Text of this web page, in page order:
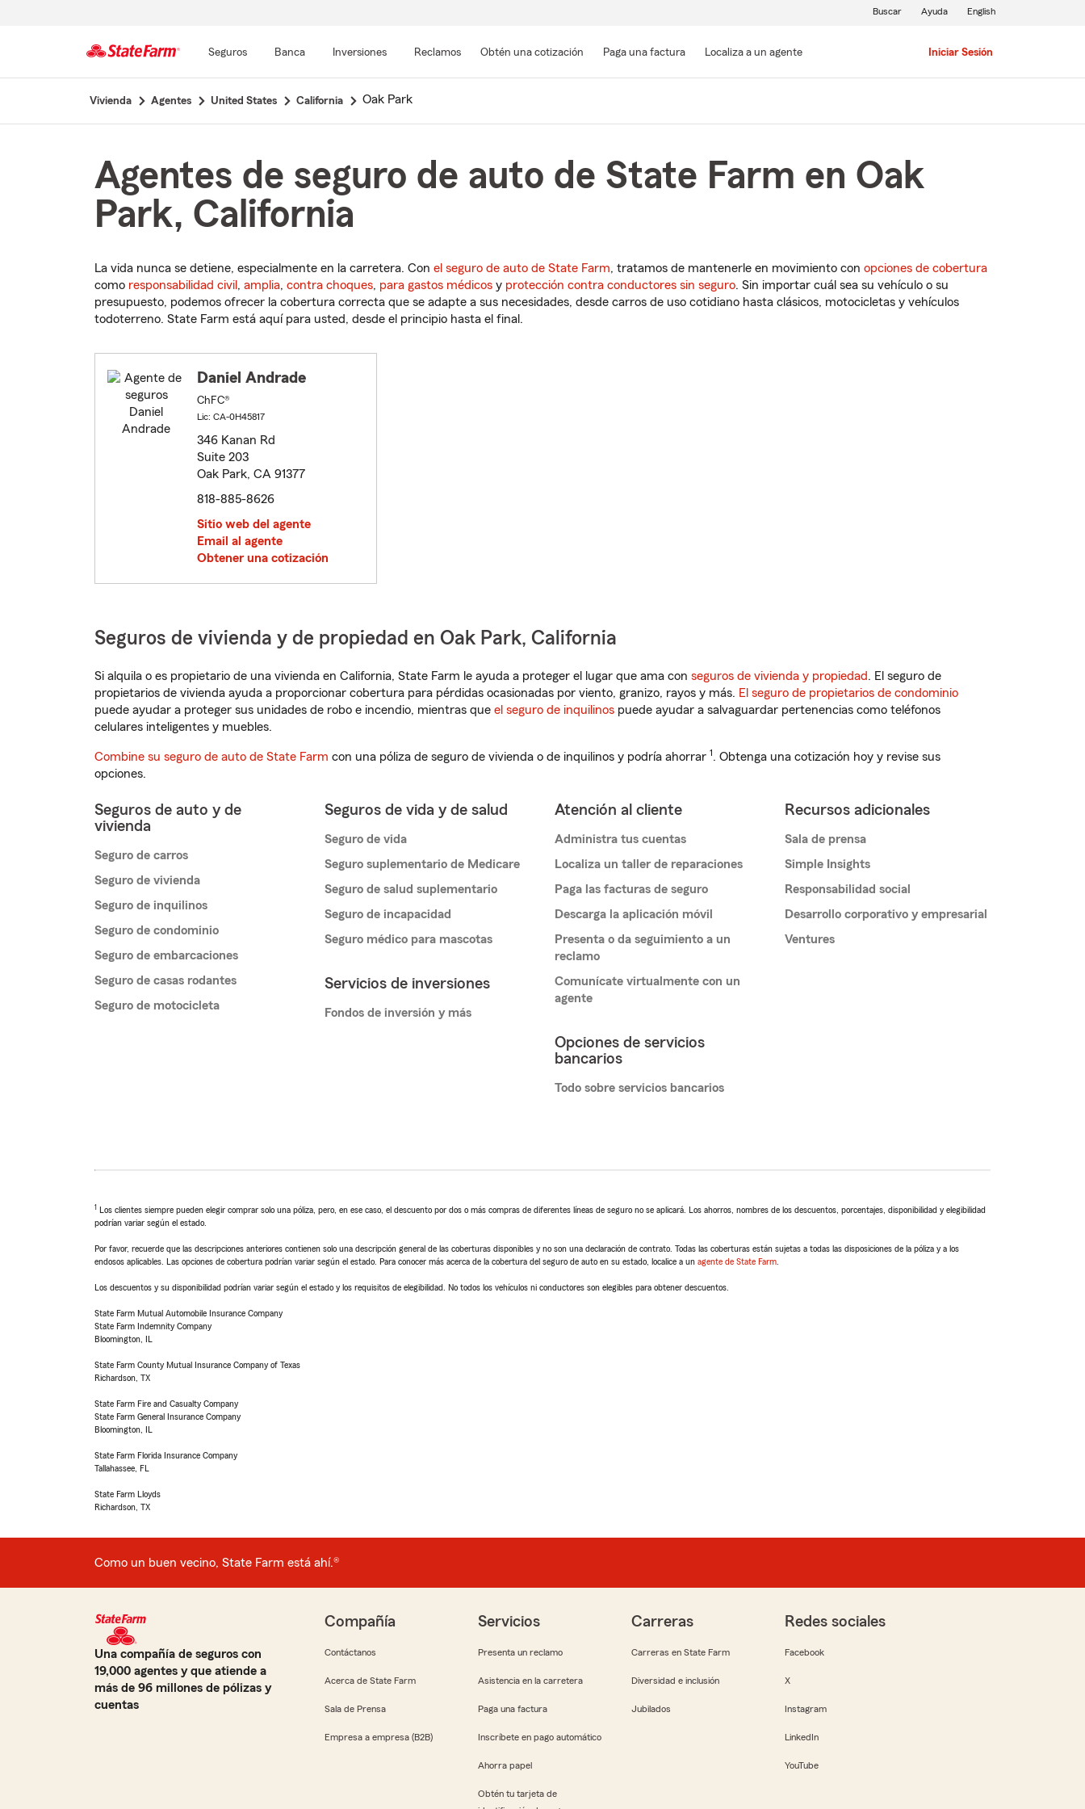
contenido
Seguros Banca Inversiones Reclamos Obtén una cotización Paga una factura Localiza a un agente Iniciar Sesión
Buscar Ayuda English
Vivienda Agentes United States California Oak Park
Agentes de seguro de auto de State Farm en Oak
Park, California
La vida nunca se detiene, especialmente en la carretera. Con el seguro de auto de State Farm, tratamos de mantenerle en movimiento con opciones de cobertura
como responsabilidad civil , amplia, contra choques, para gastos médicos y protección contra conductores sin seguro. Sin importar cuál sea su vehículo o su
presupuesto, podemos ofrecer la cobertura correcta que se adapte a sus necesidades, desde carros de uso cotidiano hasta clásicos, motocicletas y vehículos
todoterreno. State Farm está aquí para usted, desde el principio hasta el final.
Daniel Andrade
ChFC®
Lic: CA-0H45817
346 Kanan Rd
Suite 203
Oak Park, CA 91377
818-885-8626
Sitio web del agente
Email al agente
Obtener una cotización
Seguros de vivienda y de propiedad en Oak Park, California
Si alquila o es propietario de una vivienda en California, State Farm le ayuda a proteger el lugar que ama con seguros de vivienda y propiedad. El seguro de
propietarios de vivienda ayuda a proporcionar cobertura para pérdidas ocasionadas por viento, granizo, rayos y más. El seguro de propietarios de condominio
puede ayudar a proteger sus unidades de robo e incendio, mientras que el seguro de inquilinos puede ayudar a salvaguardar pertenencias como teléfonos
celulares inteligentes y muebles.
Combine su seguro de auto de State Farm con una póliza de seguro de vivienda o de inquilinos y podría ahorrar 1. Obtenga una cotización hoy y revise sus
opciones.
Seguros de auto y de
vivienda
Seguro de carros
Seguro de vivienda
Seguro de inquilinos
Seguro de condominio
Seguro de embarcaciones
Seguro de casas rodantes
Seguro de motocicleta
Seguros de vida y de salud
Seguro de vida
Seguro suplementario de Medicare
Seguro de salud suplementario
Seguro de incapacidad
Seguro médico para mascotas
Servicios de inversiones
Fondos de inversión y más
Atención al cliente
Administra tus cuentas
Localiza un taller de reparaciones
Paga las facturas de seguro
Descarga la aplicación móvil
Presenta o da seguimiento a un
reclamo
Comunícate virtualmente con un
agente
Opciones de servicios
bancarios
Todo sobre servicios bancarios
Recursos adicionales
Sala de prensa
Simple Insights
Responsabilidad social
Desarrollo corporativo y empresarial
Ventures
1 Los clientes siempre pueden elegir comprar solo una póliza, pero, en ese caso, el descuento por dos o más compras de diferentes líneas de seguro no se aplicará. Los ahorros, nombres de los descuentos, porcentajes, disponibilidad y elegibilidad
podrían variar según el estado.
Por favor, recuerde que las descripciones anteriores contienen solo una descripción general de las coberturas disponibles y no son una declaración de contrato. Todas las coberturas están sujetas a todas las disposiciones de la póliza y a los
endosos aplicables. Las opciones de cobertura podrían variar según el estado. Para conocer más acerca de la cobertura del seguro de auto en su estado, localice a un agente de State Farm
Los descuentos y su disponibilidad podrían variar según el estado y los requisitos de elegibilidad. No todos los vehículos ni conductores son elegibles para obtener descuentos.
State Farm Mutual Automobile Insurance Company
State Farm Indemnity Company
Bloomington, IL
State Farm County Mutual Insurance Company of Texas
Richardson, TX
State Farm Fire and Casualty Company
State Farm General Insurance Company
Bloomington, IL
State Farm Florida Insurance Company
Tallahassee, FL
State Farm Lloyds
Richardson, TX
Como un buen vecino, State Farm está ahí.®
Una compañía de seguros con
19,000 agentes y que atiende a
más de 96 millones de pólizas y
cuentas
Compañía
Contáctanos
Acerca de State Farm
Sala de Prensa
Empresa a empresa (B2B)
Servicios
Presenta un reclamo
Asistencia en la carretera
Paga una factura
Inscríbete en pago automático
Ahorra papel
Obtén tu tarjeta de
Carreras
Carreras en State Farm
Diversidad e inclusión
Jubilados
Redes sociales
Facebook
X
Instagram
LinkedIn
YouTube